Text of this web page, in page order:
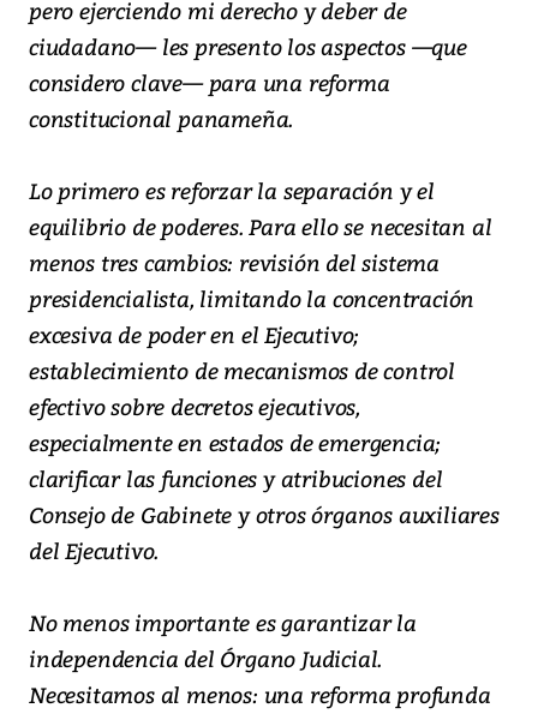
pero ejerciendo mi derecho y deber de
ciudadano— les presento los aspectos —que
considero clave— para una reforma
constitucional panameña.
Lo primero es reforzar la separación y el
equilibrio de poderes. Para ello se necesitan al
menos tres cambios: revisión del sistema
presidencialista, limitando la concentración
excesiva de poder en el Ejecutivo;
establecimiento de mecanismos de control
efectivo sobre decretos ejecutivos,
especialmente en estados de emergencia;
clarificar las funciones y atribuciones del
Consejo de Gabinete y otros órganos auxiliares
del Ejecutivo.
No menos importante es garantizar la
independencia del Órgano Judicial.
Necesitamos al menos: una reforma profunda